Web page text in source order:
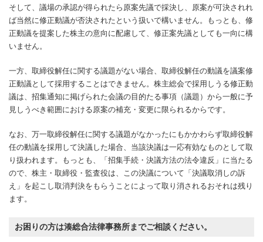
そして、議場の承認が得られたら原案先議で採決し、原案が可決されれ
ば当然に修正動議が否決されたという扱いで構いません。もっとも、修
正動議を提案した株主の意向に配慮して、修正案先議としても一向に構
いません。
一方、取締役解任に関する議題がない場合、取締役解任の動議を議案修
正動議として採用することはできません。株主総会で採用しうる修正動
議は、招集通知に掲げられた会議の目的たる事項（議題）から一般に予
見しうべき範囲における原案の補充・変更に限られるからです。
なお、万一取締役解任に関する議題がなかったにもかかわらず取締役解
任の動議を採用して決議した場合、当該決議は一応有効なものとして取
り扱われます。もっとも、「招集手続・決議方法の法令違反」に当たる
ので、株主・取締役・監査役は、この決議について「決議取消しの訴
え」を起こし取消判決をもらうことによって取り消されるおそれは残り
ます。
お困りの方は湊総合法律事務所までご相談ください。